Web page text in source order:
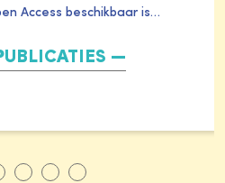
Access beschikbaar is…